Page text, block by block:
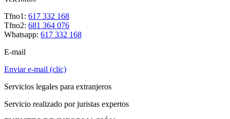
Tfno1: 617 332 168
Tfno2: 681 364 076
Whatsapp: 617 332 168
E-mail
Enviar e-mail (clic)
Servicios legales para extranjeros
Servicio realizado por juristas expertos